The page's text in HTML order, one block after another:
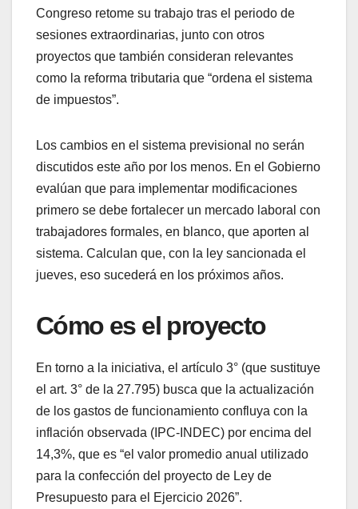
Congreso retome su trabajo tras el periodo de
sesiones extraordinarias, junto con otros
proyectos que también consideran relevantes
como la reforma tributaria que “ordena el sistema
de impuestos”.
Los cambios en el sistema previsional no serán
discutidos este año por los menos. En el Gobierno
evalúan que para implementar modificaciones
primero se debe fortalecer un mercado laboral con
trabajadores formales, en blanco, que aporten al
sistema. Calculan que, con la ley sancionada el
jueves, eso sucederá en los próximos años.
Cómo es el proyecto
En torno a la iniciativa, el artículo 3° (que sustituye
el art. 3° de la 27.795) busca que la actualización
de los gastos de funcionamiento confluya con la
inflación observada (IPC-INDEC) por encima del
14,3%, que es “el valor promedio anual utilizado
para la confección del proyecto de Ley de
Presupuesto para el Ejercicio 2026”.